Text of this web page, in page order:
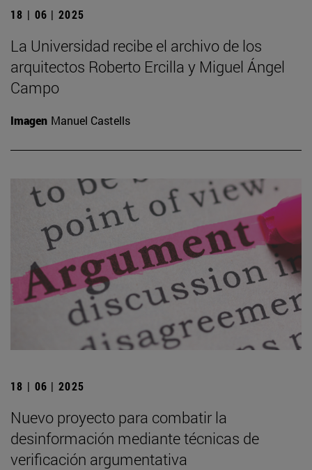
18 | 06 | 2025
La Universidad recibe el archivo de los
arquitectos Roberto Ercilla y Miguel Ángel
Campo
Imagen Manuel Castells
18 | 06 | 2025
Nuevo proyecto para combatir la
desinformación mediante técnicas de
verificación argumentativa